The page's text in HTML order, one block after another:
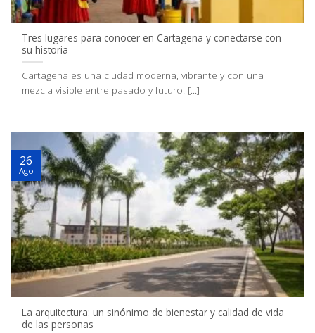
Tres lugares para conocer en Cartagena y conectarse con
su historia
Cartagena es una ciudad moderna, vibrante y con una
mezcla visible entre pasado y futuro. [...]
La arquitectura: un sinónimo de bienestar y calidad de vida
de las personas
26
Ago